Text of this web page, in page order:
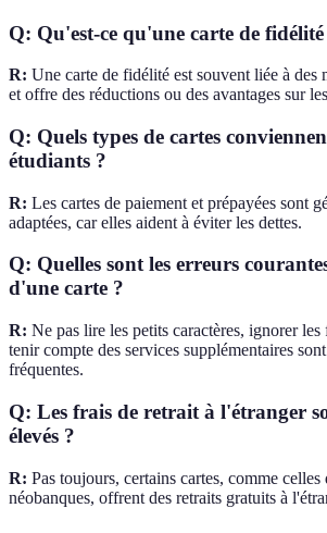
Q: Qu'est-ce qu'une carte de fidélité
R: Une carte de fidélité est souvent liée à des
et offre des réductions ou des avantages sur
Q: Quels types de cartes
étudiants ?
R: Les cartes de paiement et prépayées sont
adaptées, car elles aident à éviter les dettes.
Q: Quelles sont les erreurs
d'une carte ?
R: Ne pas lire les petits caractères, ignorer les
tenir compte des services supplémentaires
fréquentes.
Q: Les frais de retrait à l'étranger
élevés ?
R: Pas toujours, certains cartes, comme celles
néobanques, offrent des retraits gratuits à